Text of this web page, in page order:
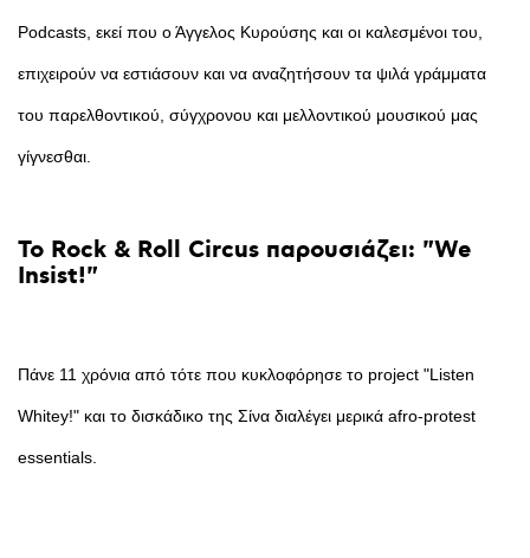
Podcasts, εκεί που ο Άγγελος Κυρούσης και οι καλεσμένοι του,
επιχειρούν να εστιάσουν και να αναζητήσουν τα ψιλά γράμματα
του παρελθοντικού, σύγχρονου και μελλοντικού μουσικού μας
γίγνεσθαι.
Το Rock & Roll Circus παρουσιάζει: "We
Insist!"
Πάνε 11 χρόνια από τότε που κυκλοφόρησε το project "Listen
Whitey!" και το δισκάδικο της Σίνα διαλέγει μερικά afro-protest
essentials.